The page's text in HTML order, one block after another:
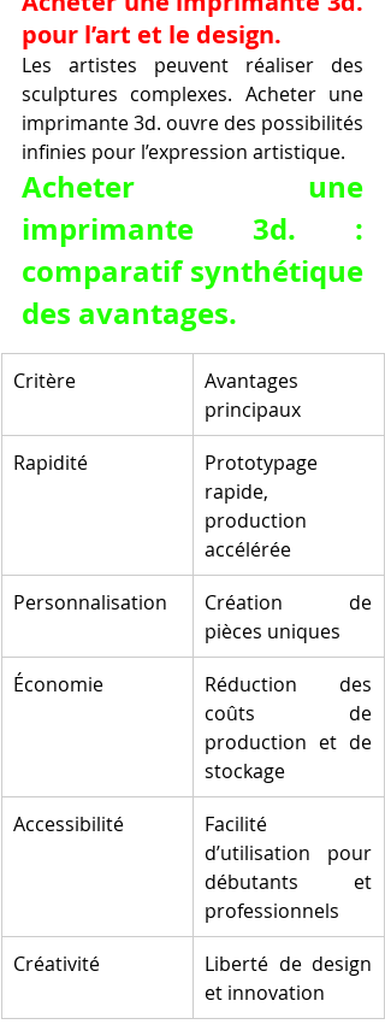
pour l’art et le design.
Les artistes peuvent réaliser des
sculptures complexes. Acheter une
imprimante 3d. ouvre des possibilités
infinies pour l’expression artistique.
Acheter une
imprimante 3d. :
comparatif synthétique
des avantages.
Critère
Avantages
principaux
Rapidité
Prototypage
rapide,
production
accélérée
Personnalisation
Création de
pièces uniques
Économie
Réduction des
coûts de
production et de
stockage
Accessibilité
Facilité
d’utilisation pour
débutants et
professionnels
Créativité
Liberté de design
et innovation